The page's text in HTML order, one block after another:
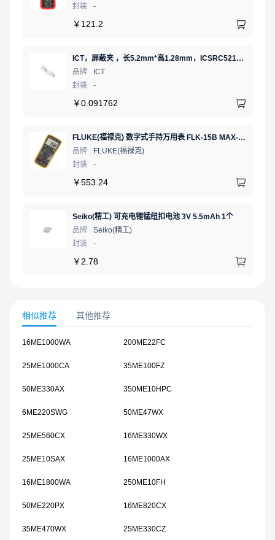
封装
-
￥ 121.2
ICT，屏蔽夹 ，长5.2mm*高1.28mm，ICSRC52128SFR
品牌
ICT
封装
-
￥0.091762
FLUKE(福禄克) 数字式手持万用表 FLK-15B MAX-01/CN 二极管测试;通断测试
品牌
FLUKE(福禄克)
封装
-
￥553.24
Seiko(精工) 可充电锂锰纽扣电池 3V 5.5mAh 1个
品牌
Seiko(精工)
封装
-
￥ 2.78
相似推荐 其他推荐
16ME1000WA 200ME22FC
25ME1000CA 35ME100FZ
50ME330AX 350ME10HPC
6ME220SWG 50ME47WX
25ME560CX 16ME330WX
25ME10SAX 16ME1000AX
16ME1800WA 250ME10FH
50ME220PX 16ME820CX
35ME470WX 25ME330CZ